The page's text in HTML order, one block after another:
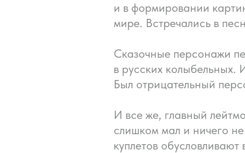
и в формировании
мире. Встречались в
Сказочные персонажи
в русских колыбельных.
Был отрицательный
И все же, главный
слишком мал и ничего
куплетов